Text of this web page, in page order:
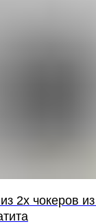
2х чокеров